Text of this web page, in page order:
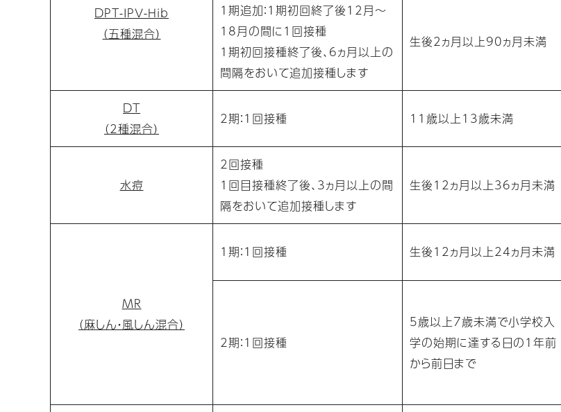
DPT-IPV-Hib
（五種混合）
1期追加：1期初回終了後12月～
18月の間に1回接種
1期初回接種終了後、6ヵ月以上の
間隔をおいて追加接種します
生後2ヵ月以上90ヵ月未満
DT
（2種混合）
2期：1回接種 11歳以上13歳未満
水痘
2回接種
1回目接種終了後、3ヵ月以上の間
隔をおいて追加接種します
生後12ヵ月以上36ヵ月未満
MR
（麻しん・風しん混合）
1期：1回接種 生後12ヵ月以上24ヵ月未満
2期：1回接種
5歳以上7歳未満で小学校入
学の始期に達する日の1年前
から前日まで